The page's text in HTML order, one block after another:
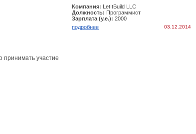
принимать участие
Компания: LetItBuild LLC
Должность: Программист
Зарплата (у.е.): 2000
подробнее
03.12.2014